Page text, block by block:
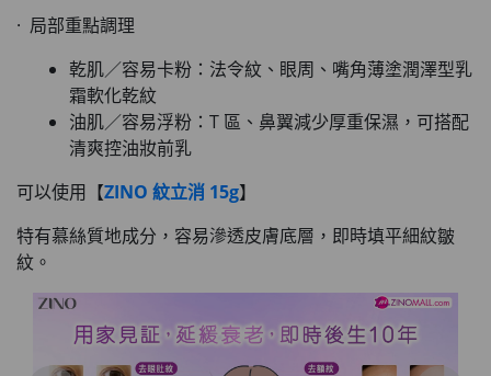
· 局部重點調理
乾肌／容易卡粉：法令紋、眼周、嘴角薄塗潤澤型乳
霜軟化乾紋
油肌／容易浮粉：T 區、鼻翼減少厚重保濕，可搭配
清爽控油妝前乳
可以使用【ZINO 紋立消 15g】
特有慕絲質地成分，容易滲透皮膚底層，即時填平細紋皺
紋。